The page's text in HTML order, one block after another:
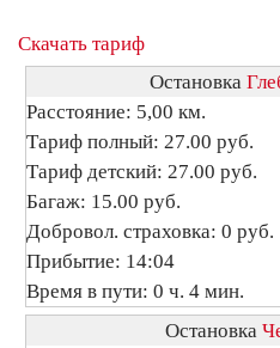
Скачать тариф
Остановка
Расстояние: 5,00 км.
Тариф полный: 27.00 руб.
Тариф детский: 27.00 руб.
Багаж: 15.00 руб.
Добровол. страховка: 0 руб.
Прибытие: 14:04
Время в пути: 0 ч. 4 мин.
Остановка